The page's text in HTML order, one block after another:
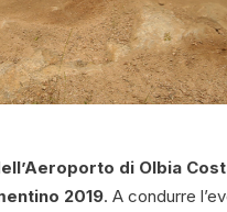
ell’Aeroporto di Olbia
2019. A condurre